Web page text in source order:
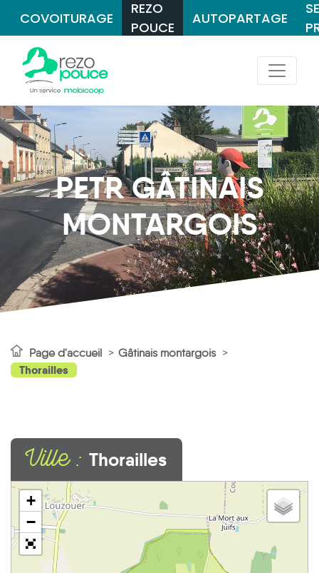
COVOITURAGE
REZO
POUCE
AUTOPARTAGE
PETR GÂTINAIS
MONTARGOIS
Page d'accueil Gâtinais montargois
Thorailles
Ville : Thorailles
+
−